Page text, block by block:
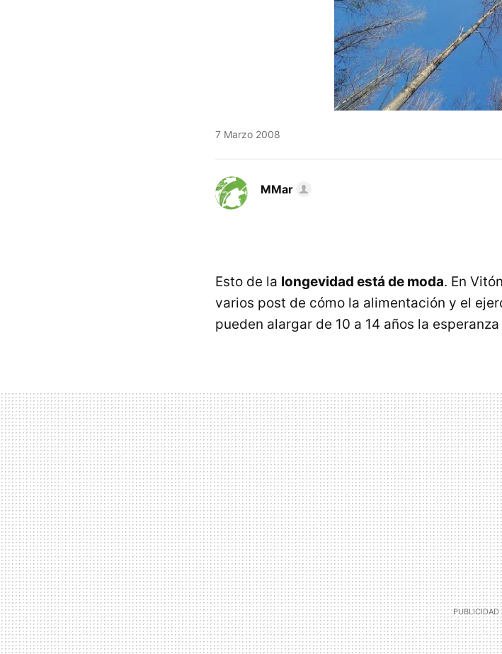
7 Marzo 2008
MMar
Esto de la longevidad está de moda. En
varios post de cómo la alimentación y el
pueden alargar de 10 a 14 años la